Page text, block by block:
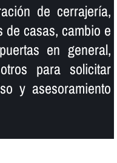
de cerrajerí­a,
de casas, cambio e
en general,
para solicitar
y asesoramiento